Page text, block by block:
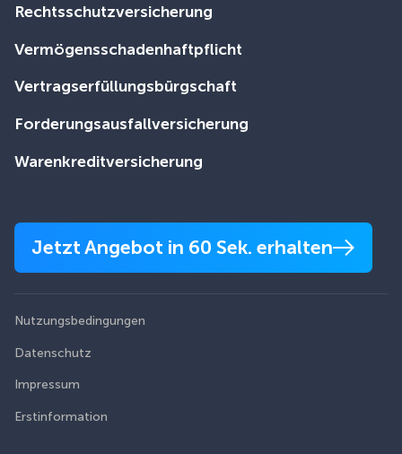
Rechtsschutzversicherung
Vermögensschadenhaftpflicht
Vertragserfüllungsbürgschaft
Forderungsausfallversicherung
Warenkreditversicherung
Jetzt Angebot in 60 Sek. erhalten
Nutzungsbedingungen
Datenschutz
Impressum
Erstinformation